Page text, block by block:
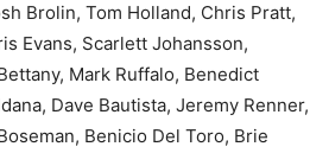
Brolin, Tom Holland, Chris Pratt,
Evans, Scarlett Johansson,
Mark Ruffalo, Benedict
Dave Bautista, Jeremy Renner,
Benicio Del Toro, Brie